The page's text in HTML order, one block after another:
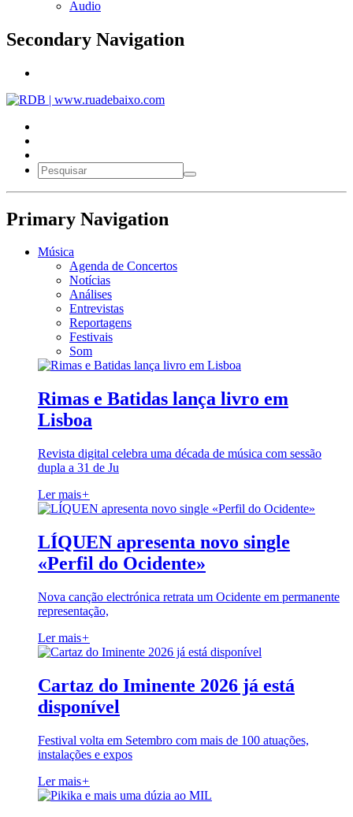
Audio
Secondary Navigation
Primary Navigation
Música
Agenda de Concertos
Notícias
Análises
Entrevistas
Reportagens
Festivais
Som
Rimas e Batidas lança livro em
Lisboa
Revista digital celebra uma década de música com sessão
dupla a 31 de Ju
Ler mais+
LÍQUEN apresenta novo single
«Perfil do Ocidente»
Nova canção electrónica retrata um Ocidente em permanente
representação,
Ler mais+
Cartaz do Iminente 2026 já está
disponível
Festival volta em Setembro com mais de 100 atuações,
instalações e expos
Ler mais+